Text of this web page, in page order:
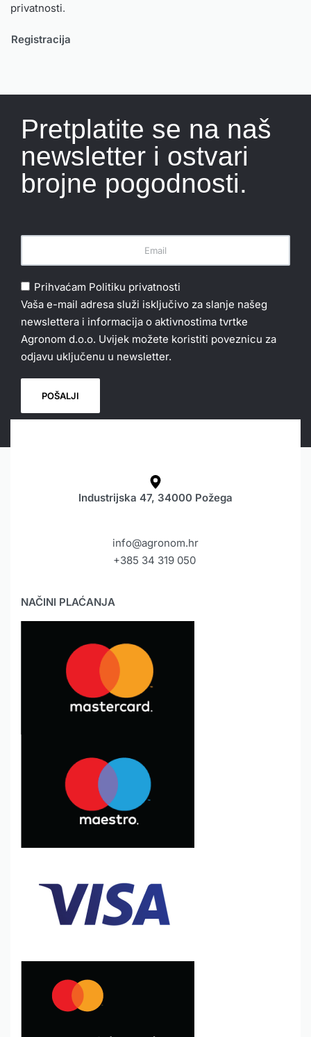
privatnosti.
Registracija
Pretplatite se na naš
newsletter i ostvari
brojne pogodnosti.
Prihvaćam Politiku privatnosti
Vaša e-mail adresa služi isključivo za slanje našeg
newslettera i informacija o aktivnostima tvrtke
Agronom d.o.o. Uvijek možete koristiti poveznicu za
odjavu uključenu u newsletter.
Industrijska 47, 34000 Požega
info@agronom.hr
+385 34 319 050
NAČINI PLAĆANJA